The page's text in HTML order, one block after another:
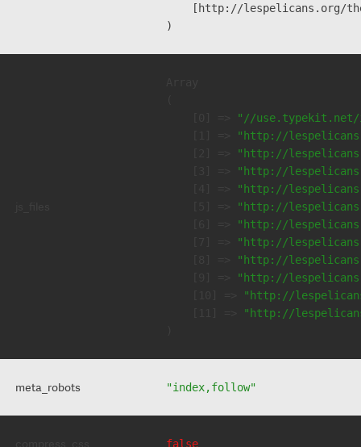
[http://lespelicans.org/
"//
"http://
"http://
"http://
"http://
"http://
"http://
"http://
"http://
"http://
"http://
"http://
meta_robots "index,follow"
false